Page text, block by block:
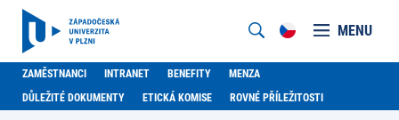
MENU
ZAMĚSTNANCI INTRANET BENEFITY
MENZA
DŮLEŽITÉ DOKUMENTY
ETICKÁ KOMISE ROVNÉ PŘÍLEŽITOSTI